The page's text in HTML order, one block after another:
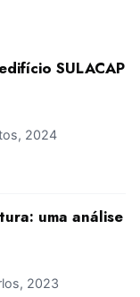
SULACAP
2024
uma análise
2023